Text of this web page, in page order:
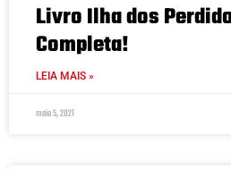
Livro Ilha dos
Completa!
LEIA MAIS »
maio 5, 2021